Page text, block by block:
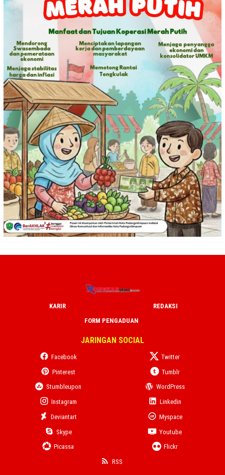
KARIR
REDAKSI
FORM PENGADUAN
JARINGAN SOCIAL
Facebook
Twitter
Pinterest
Tumblr
Stumbleupon
WordPress
Instagram
Linkedin
Deviantart
Myspace
Skype
Youtube
Picassa
Flickr
RSS